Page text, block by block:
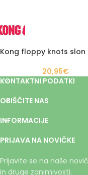
Kong floppy knots slon
20,95€
KONTAKTNI PODATKI
OBIŠČITE NAS
INFORMACIJE
PRIJAVA NA NOVIČKE
Prijavite se na naše
in druge zanimivosti.